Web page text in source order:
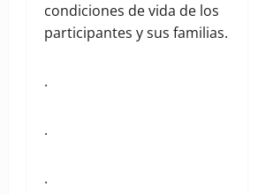
condiciones de vida de los
participantes y sus familias.
.
.
.